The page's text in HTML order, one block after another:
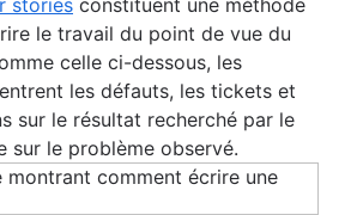
le travail du point de vue du
celle ci-dessous, les
les défauts, les tickets et
sur le résultat recherché par le
sur le problème observé.